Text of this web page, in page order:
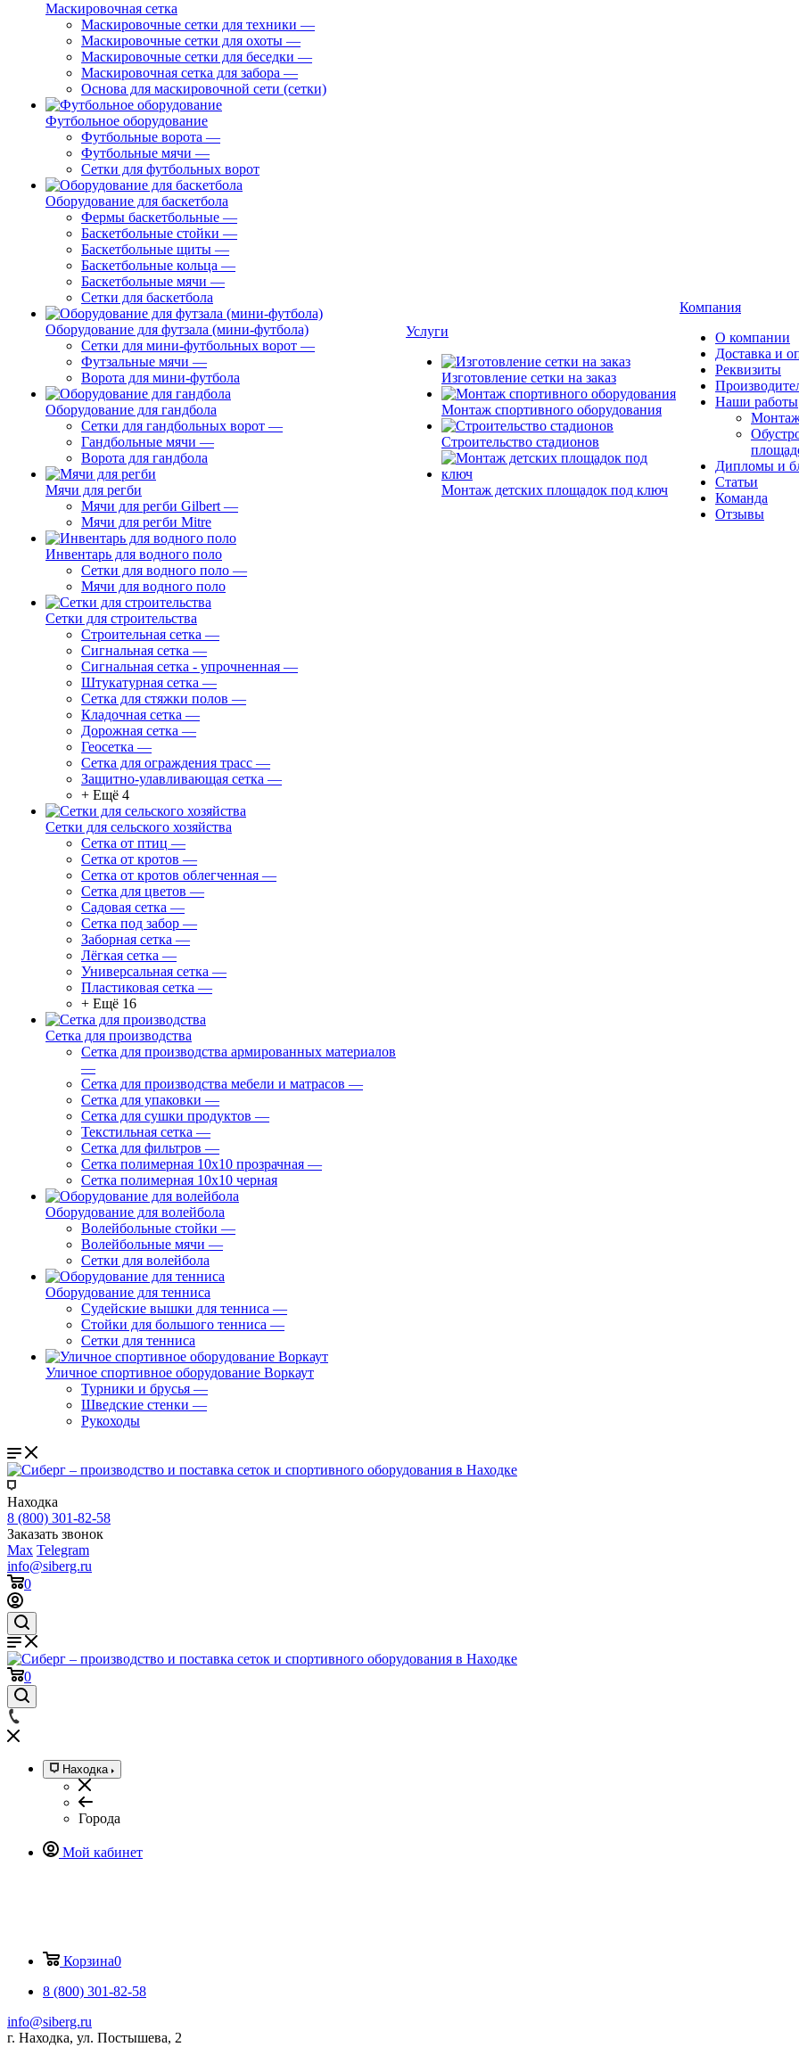
Маскировочная сетка
Маскировочные сетки для техники —
Маскировочные сетки для охоты —
Маскировочные сетки для беседки —
Маскировочная сетка для забора —
Основа для маскировочной сети (сетки)
Футбольное оборудование
Футбольные ворота —
Футбольные мячи —
Сетки для футбольных ворот
Оборудование для баскетбола
Фермы баскетбольные —
Баскетбольные стойки —
Баскетбольные щиты —
Баскетбольные кольца —
Баскетбольные мячи —
Сетки для баскетбола
Оборудование для футзала (мини-футбола)
Сетки для мини-футбольных ворот —
Футзальные мячи —
Ворота для мини-футбола
Оборудование для гандбола
Сетки для гандбольных ворот —
Гандбольные мячи —
Ворота для гандбола
Мячи для регби
Мячи для регби Gilbert —
Мячи для регби Mitre
Инвентарь для водного поло
Сетки для водного поло —
Мячи для водного поло
Сетки для строительства
Строительная сетка —
Сигнальная сетка —
Сигнальная сетка - упрочненная —
Штукатурная сетка —
Сетка для стяжки полов —
Кладочная сетка —
Дорожная сетка —
Геосетка —
Сетка для ограждения трасс —
Защитно-улавливающая сетка —
+ Ещё 4
Сетки для сельского хозяйства
Сетка от птиц —
Сетка от кротов —
Сетка от кротов облегченная —
Сетка для цветов —
Садовая сетка —
Сетка под забор —
Заборная сетка —
Лёгкая сетка —
Универсальная сетка —
Пластиковая сетка —
+ Ещё 16
Сетка для производства
Сетка для производства армированных материалов
—
Сетка для производства мебели и матрасов —
Сетка для упаковки —
Сетка для сушки продуктов —
Текстильная сетка —
Сетка для фильтров —
Сетка полимерная 10х10 прозрачная —
Сетка полимерная 10х10 черная
Оборудование для волейбола
Волейбольные стойки —
Волейбольные мячи —
Сетки для волейбола
Оборудование для тенниса
Судейские вышки для тенниса —
Стойки для большого тенниса —
Сетки для тенниса
Уличное спортивное оборудование Воркаут
Турники и брусья —
Шведские стенки —
Рукоходы
Услуги
Изготовление сетки на заказ
Монтаж спортивного оборудования
Строительство стадионов
Монтаж детских площадок под ключ
Компания
О компании
Доставка и
Реквизиты
Наши работы
Дипломы и
Статьи
Команда
Отзывы
Находка
8 (800) 301-82-58
Заказать звонок
Max Telegram
info@siberg.ru
0
0
Находка
Города
Мой кабинет
Корзина0
8 (800) 301-82-58
info@siberg.ru
г. Находка, ул. Постышева, 2